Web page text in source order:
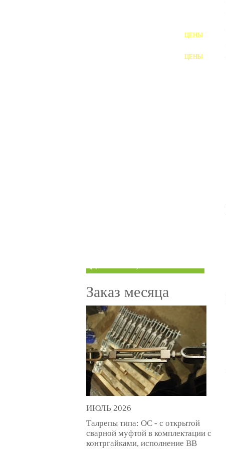
ЦЕНЫ
ЦЕНЫ
Заказ месяца
ИЮЛЬ 2026
Талрепы типа: ОС - с открытой
сварной муфтой в комплектации с
контргайками, исполнение ВВ